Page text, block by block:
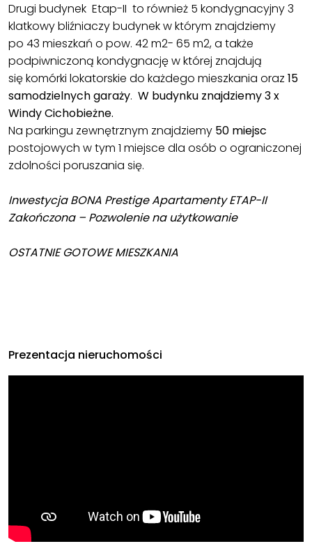
Drugi budynek Etap-II to również 5 kondygnacyjny 3
klatkowy bliźniaczy budynek w którym znajdziemy
po 43 mieszkań o pow. 42 m2- 65 m2, a także
podpiwniczoną kondygnację w której znajdują
się komórki lokatorskie do każdego mieszkania oraz 15
samodzielnych garaży. W budynku znajdziemy 3 x
Windy Cichobieżne.
Na parkingu zewnętrznym znajdziemy 50 miejsc
postojowych w tym 1 miejsce dla osób o ograniczonej
zdolności poruszania się.
Inwestycja BONA Prestige Apartamenty ETAP-II
Zakończona – Pozwolenie na użytkowanie
OSTATNIE GOTOWE MIESZKANIA
Prezentacja nieruchomości